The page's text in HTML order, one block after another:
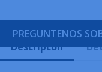
PREGUNTENOS
Descripcón